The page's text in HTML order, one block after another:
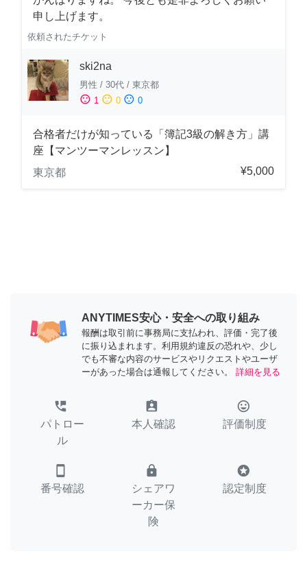
申し上げます。
依頼されたチケット
ski2na
男性 / 30代 / 東京都
sentiment_satisfied 1 sentiment_neutral 0 sentiment_dissatisfied 0
合格者だけが知っている「簿記3級の解き方」講
座【マンツーマンレッスン】
東京都
¥5,000
ANYTIMES安心・安全への取り組み
報酬は取引前に事務局に支払われ、評価・完了後
に振り込まれます。利用規約違反の恐れや、少し
でも不審な内容のサービスやリクエストやユーザ
ーがあった場合は通報してください。
詳細を見る
perm_phone_msg
パトロー
ル
assignment_ind
本人確認
tag_faces
評価制度
smartphone
番号確認
lock
シェアワ
ーカー保
険
stars
認定制度